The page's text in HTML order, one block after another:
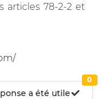
articles 78-2-2 et
a été utile
0